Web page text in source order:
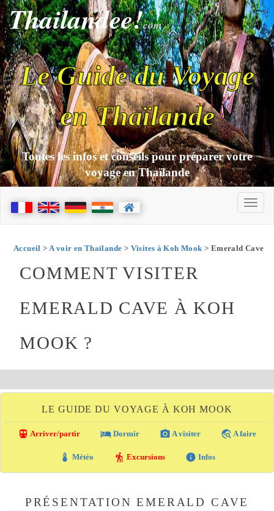
Thailandee!com
Le Guide du Voyage
en Thaïlande
Toutes les infos et conseils pour préparer votre
voyage en Thaïlande
Accueil > A voir en Thaïlande > Visites à Koh Mook > Emerald Cave
COMMENT VISITER
EMERALD CAVE À KOH
MOOK ?
LE GUIDE DU VOYAGE À KOH MOOK
directions_transit Arriver/partir local_hotel Dormir photo_camera A visiter travel_explore A faire
thermostat Météo hiking Excursions info Infos
PRÉSENTATION EMERALD CAVE